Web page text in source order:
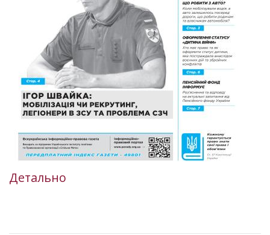
Детально